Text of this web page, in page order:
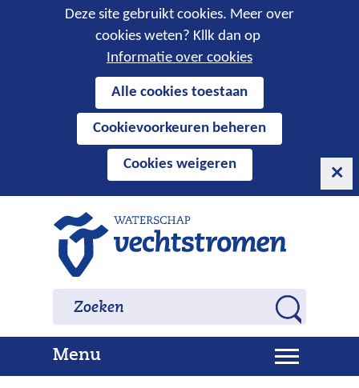
Cookies
toestaan?
Deze site gebruikt cookies. Meer over
cookies weten? Kllk dan op
Informatie over cookies
cookies
deze
website
worden
toegestaan
geweigerd.
Alle cookies toestaan
Cookievoorkeuren beheren
Cookies weigeren
naar
o
e
Zoeken Zoeken
MenuU
i